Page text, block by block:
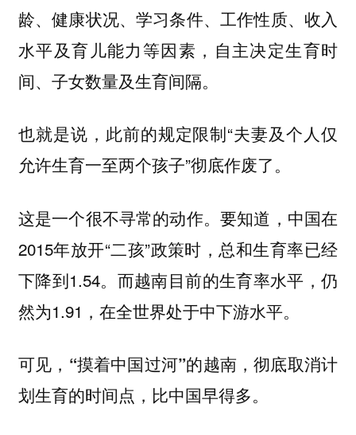
龄、健康状况、学习条件、工作性质、收入
水平及育儿能力等因素， 自主决定生育时
间、子女数量及生育间隔。
也就是说，此前的规定限制“夫妻及个人仅
允许生育一至两个孩子”彻底作废了。
这是一个很不寻常的动作。要知道，中国在
2015年放开“二孩”政策时，总和生育率已经
下降到1.54。而越南目前的生育率水平，仍
然为1.91，在全世界处于中下游水平。
可见，“摸着中国过河”的越南，彻底取消计
划生育的时间点，比中国早得多。